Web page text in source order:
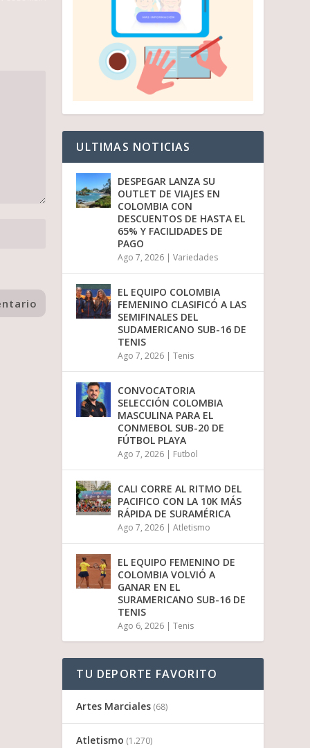
ULTIMAS NOTICIAS
DESPEGAR LANZA SU
OUTLET DE VIAJES EN
COLOMBIA CON
DESCUENTOS DE HASTA EL
65% Y FACILIDADES DE
PAGO
Ago 7, 2026 |Variedades
EL EQUIPO COLOMBIA
FEMENINO CLASIFICÓ A LAS
SEMIFINALES DEL
SUDAMERICANO SUB-16 DE
TENIS
Ago 7, 2026 |Tenis
CONVOCATORIA
SELECCIÓN COLOMBIA
MASCULINA PARA EL
CONMEBOL SUB-20 DE
FÚTBOL PLAYA
Ago 7, 2026 | Futbol
CALI CORRE AL RITMO DEL
PACIFICO CON LA 10K MÁS
RÁPIDA DE SURAMÉRICA
Ago 7, 2026 |Atletismo
EL EQUIPO FEMENINO DE
COLOMBIA VOLVIÓ A
GANAR EN EL
SURAMERICANO SUB-16 DE
TENIS
Ago 6, 2026 |Tenis
TU DEPORTE FAVORITO
Artes Marciales (68)
Atletismo (1.270)